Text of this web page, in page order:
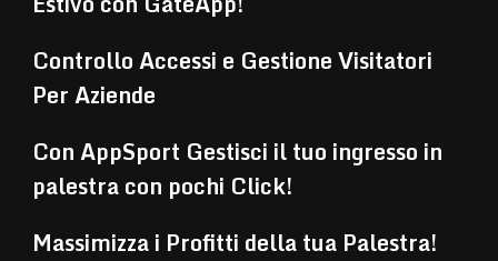
Controllo Accessi e Gestione Visitatori
Per Aziende
Con AppSport Gestisci il tuo ingresso in
palestra con pochi Click!
Massimizza i Profitti della tua Palestra!